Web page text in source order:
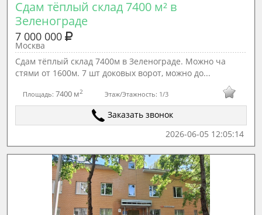
Сдам тёплый склад 7400 м² в
Зеленограде
7 000 000
Москва
Сдам тёплый склад 7400м в Зеленограде. Можно ча
стями от 1600м. 7 шт доковых ворот, можно до...
Площадь:7400 м2 Этаж/Этажность: 1/3
Заказать звонок
2026-06-05 12:05:14